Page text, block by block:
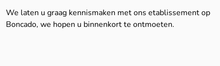
We laten u graag kennismaken met ons etablissement op
Boncado, we hopen u binnenkort te ontmoeten.